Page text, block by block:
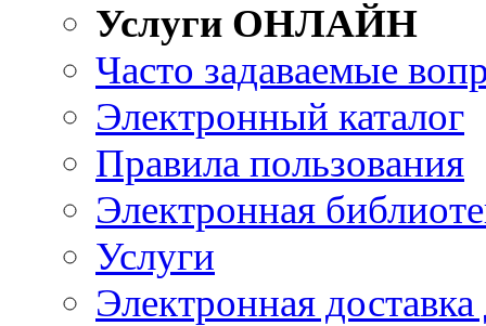
Услуги ОНЛАЙН
Часто задаваемые
Электронный каталог
Правила пользования
Электронная
Услуги
Электронная